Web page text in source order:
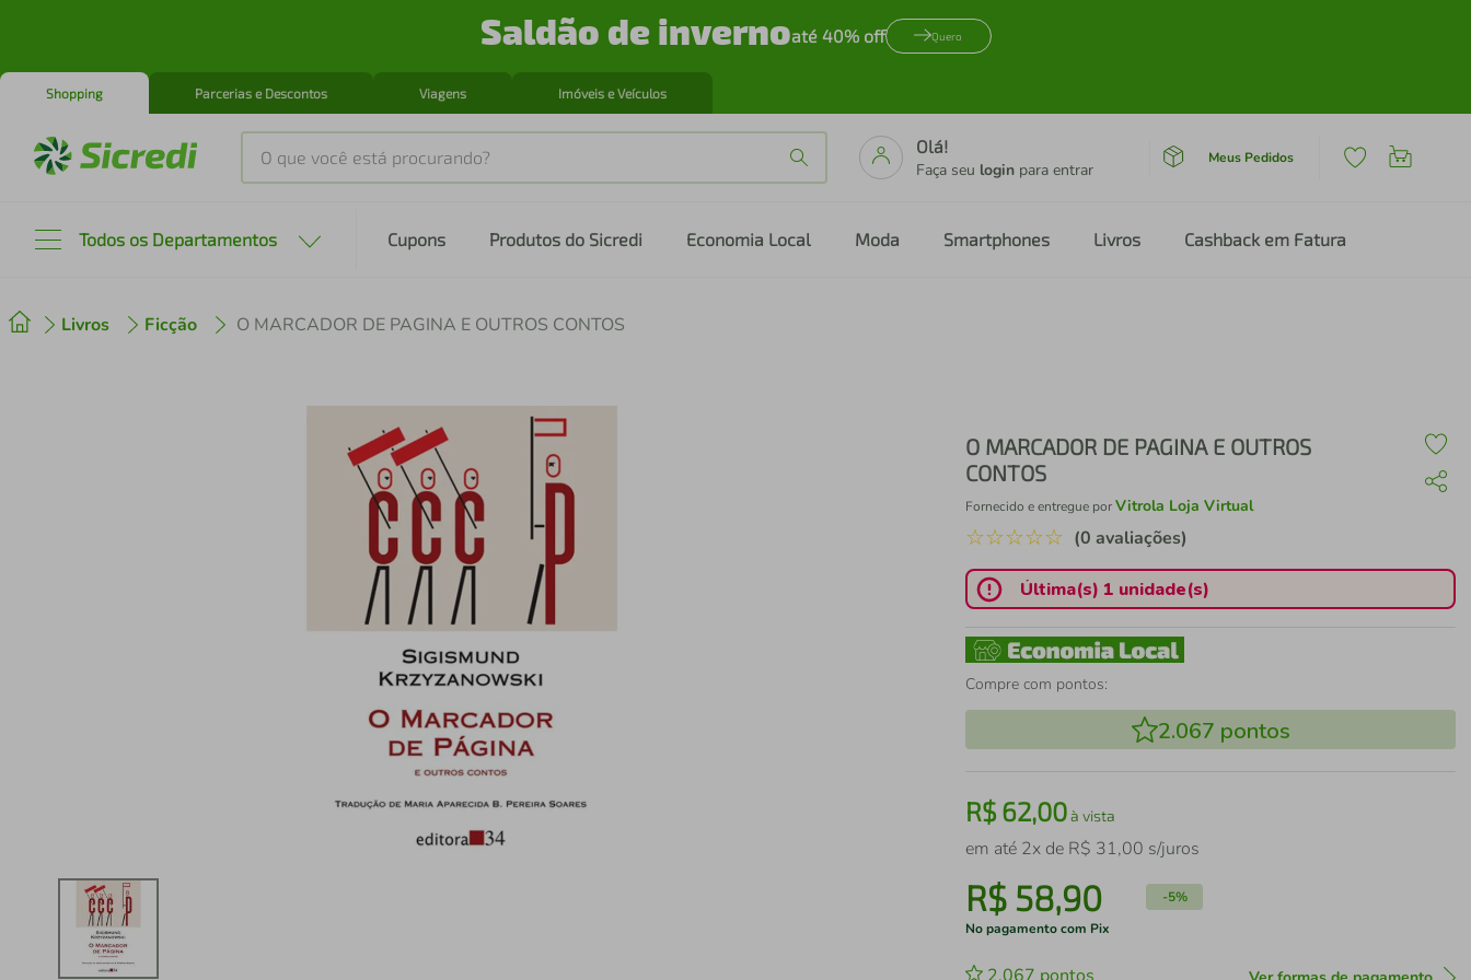
Saldão de invernoaté 40% off Quero
Shopping Parcerias e Descontos Viagens Imóveis e Veículos
O que você está procurando?
Olá!
Faça seu login para entrar
Meus Pedidos
Todos os Departamentos Cupons Produtos do Sicredi Economia Local Moda Smartphones Livros Cashback em Fatura
Livros Ficção O MARCADOR DE PAGINA E OUTROS CONTOS
O MARCADOR DE PAGINA E OUTROS
CONTOS
Fornecido e entregue porVitrola Loja Virtual
☆☆☆☆☆ (0 avaliações)
Última(s) 1 unidade(s)
Compre com pontos:
2.067 pontos
R$62,00à vista
em até 2x de R$ 31,00 s/juros
R$ 58,90 -5%
No pagamento com Pix
2º cafeteira